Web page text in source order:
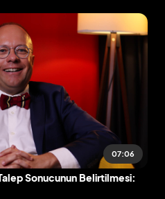
bu dava türünün
gereken önemli noktalarına
07:06
Sonucunun Belirtilmesi: